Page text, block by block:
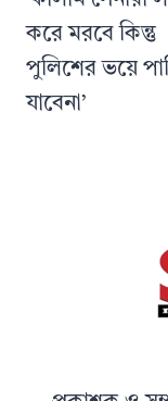
করে মরবে কিন্তু
পুলিশের ভয়ে
যাবেনা’